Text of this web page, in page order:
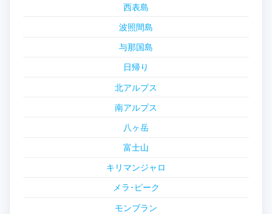
西表島
波照間島
与那国島
日帰り
北アルプス
南アルプス
八ヶ岳
富士山
キリマンジャロ
メラ･ピーク
モンブラン